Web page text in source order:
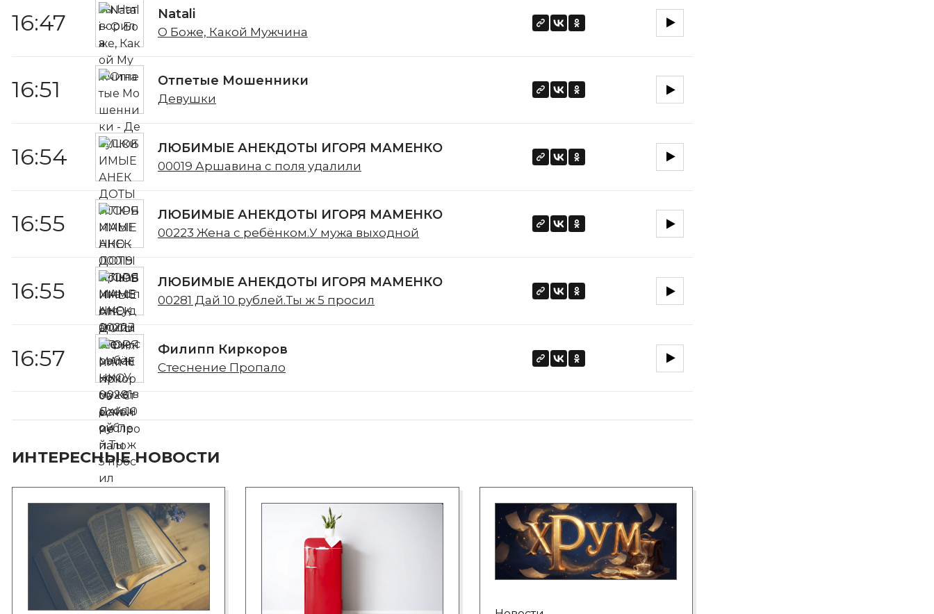
16:47 Natali
О Боже, Какой Мужчина
16:51 Отпетые Мошенники
Девушки
16:54 ЛЮБИМЫЕ АНЕКДОТЫ ИГОРЯ МАМЕНКО
00019 Аршавина с поля удалили
16:55 ЛЮБИМЫЕ АНЕКДОТЫ ИГОРЯ МАМЕНКО
00223 Жена с ребёнком.У мужа выходной
16:55 ЛЮБИМЫЕ АНЕКДОТЫ ИГОРЯ МАМЕНКО
00281 Дай 10 рублей.Ты ж 5 просил
16:57 Филипп Киркоров
Стеснение Пропало
ИНТЕРЕСНЫЕ НОВОСТИ